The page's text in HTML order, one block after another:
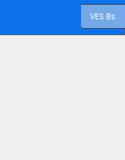
VES Bs.